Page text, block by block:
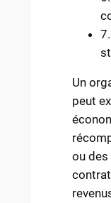
Un
peut
ou